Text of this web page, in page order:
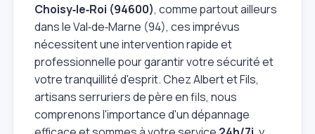
Choisy‑le‑Roi (94600), comme partout ailleurs
dans le Val‑de‑Marne (94), ces imprévus
nécessitent une intervention rapide et
professionnelle pour garantir votre sécurité et
votre tranquillité d'esprit. Chez Albert et Fils,
artisans serruriers de père en fils, nous
comprenons l'importance d'un dépannage